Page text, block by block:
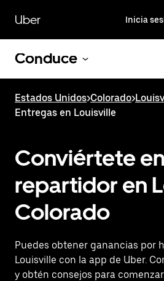
contenido
principal
Uber Inicia
Conduce
Estados Unidos>Colorado>
Entregas en Louisville
Conviértete en
repartidor en
Colorado
Puedes obtener ganancias por
Louisville con la app de Uber.
y obtén consejos para